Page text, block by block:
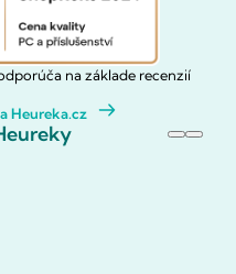
na základe recenzií
Heureka.cz